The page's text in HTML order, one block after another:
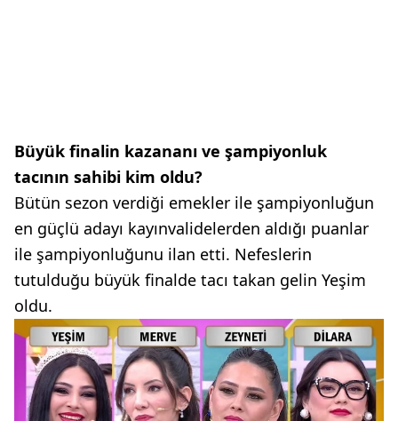
Büyük finalin kazananı ve şampiyonluk
tacının sahibi kim oldu?
Bütün sezon verdiği emekler ile şampiyonluğun
en güçlü adayı kayınvalidelerden aldığı puanlar
ile şampiyonluğunu ilan etti. Nefeslerin
tutulduğu büyük finalde tacı takan gelin Yeşim
oldu.